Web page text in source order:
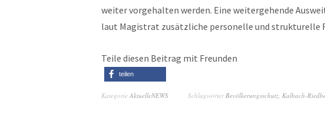
weiter vorgehalten werden. Eine weitergehende
laut Magistrat zusätzliche personelle und strukturelle
Teile diesen Beitrag mit Freunden
teilen
Kategorie AktuelleNEWS SchlagwörterBevölkerungsschutz, Kalbach-